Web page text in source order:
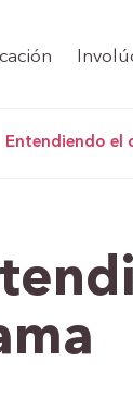
Entendiendo el